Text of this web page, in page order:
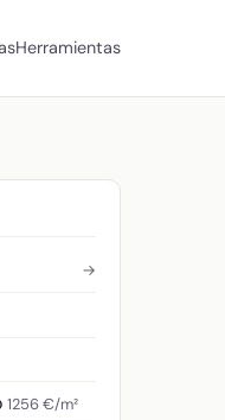
Herramientas
→
1256 €/m²